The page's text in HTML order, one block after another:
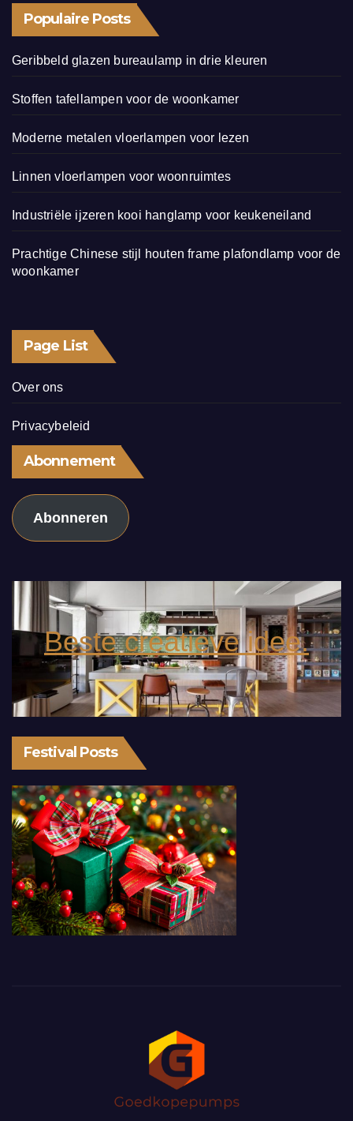
Populaire Posts
Geribbeld glazen bureaulamp in drie kleuren
Stoffen tafellampen voor de woonkamer
Moderne metalen vloerlampen voor lezen
Linnen vloerlampen voor woonruimtes
Industriële ijzeren kooi hanglamp voor keukeneiland
Prachtige Chinese stijl houten frame plafondlamp voor de
woonkamer
Page List
Over ons
Privacybeleid
Abonnement
Abonneren
Beste creatieve idee.
Festival Posts